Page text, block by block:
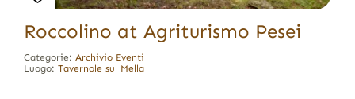
Roccolino at Agriturismo Pesei
Categorie: Archivio Eventi
Luogo: Tavernole sul Mella